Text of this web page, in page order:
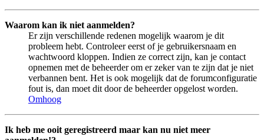
Waarom kan ik niet aanmelden?
Er zijn verschillende redenen mogelijk waarom je dit
probleem hebt. Controleer eerst of je gebruikersnaam en
wachtwoord kloppen. Indien ze correct zijn, kan je contact
opnemen met de beheerder om er zeker van te zijn dat je niet
verbannen bent. Het is ook mogelijk dat de forumconfiguratie
fout is, dan moet dit door de beheerder opgelost worden.
Omhoog
Ik heb me ooit geregistreerd maar kan nu niet meer